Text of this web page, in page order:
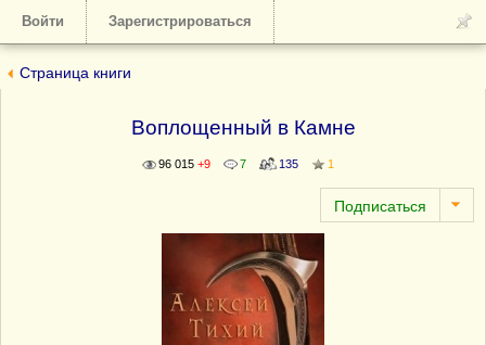
Войти Зарегистрироваться
Страница книги
Воплощенный в Камне
96 015 +9 7 135 1